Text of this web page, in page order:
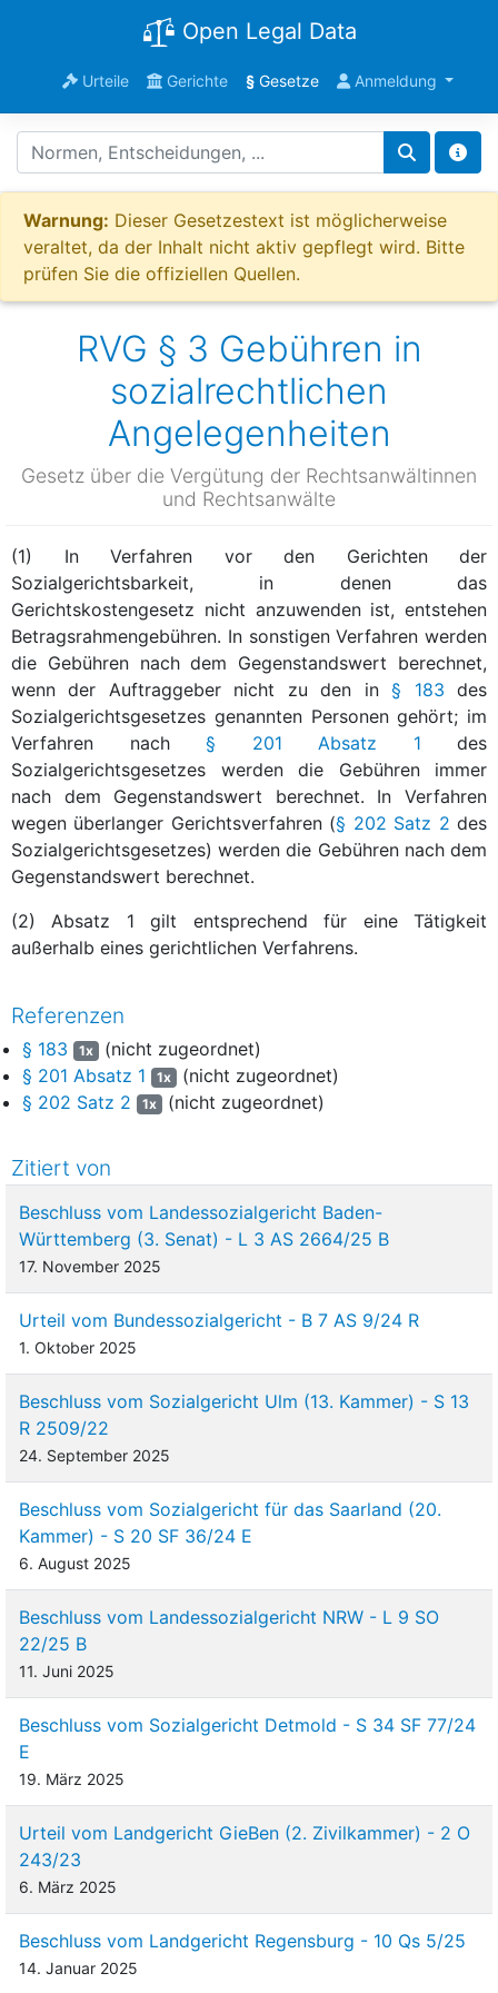
Open Legal Data
Urteile Gerichte §Gesetze Anmeldung
Warnung: Dieser Gesetzestext ist möglicherweise
veraltet, da der Inhalt nicht aktiv gepflegt wird. Bitte
prüfen Sie die offiziellen Quellen.
RVG § 3 Gebühren in
sozialrechtlichen
Angelegenheiten
Gesetz über die Vergütung der Rechtsanwältinnen
und Rechtsanwälte
(1) In Verfahren vor den Gerichten der
Sozialgerichtsbarkeit, in denen das
Gerichtskostengesetz nicht anzuwenden ist, entstehen
Betragsrahmengebühren. In sonstigen Verfahren werden
die Gebühren nach dem Gegenstandswert berechnet,
wenn der Auftraggeber nicht zu den in§ 183 des
Sozialgerichtsgesetzes genannten Personen gehört; im
Verfahren nach § 201 Absatz 1 des
Sozialgerichtsgesetzes werden die Gebühren immer
nach dem Gegenstandswert berechnet. In Verfahren
wegen überlanger Gerichtsverfahren (§ 202 Satz 2 des
Sozialgerichtsgesetzes) werden die Gebühren nach dem
Gegenstandswert berechnet.
(2) Absatz 1 gilt entsprechend für eine Tätigkeit
außerhalb eines gerichtlichen Verfahrens.
Referenzen
§ 183 1x (nicht zugeordnet)
§ 201 Absatz 1
1x (nicht zugeordnet)
§ 202 Satz 2
1x (nicht zugeordnet)
Zitiert von
Beschluss vom Landessozialgericht Baden-
Württemberg (3. Senat) - L 3 AS 2664/25 B
17. November 2025
Urteil vom Bundessozialgericht - B 7 AS 9/24 R
1. Oktober 2025
Beschluss vom Sozialgericht Ulm (13. Kammer) - S 13
R 2509/22
24. September 2025
Beschluss vom Sozialgericht für das Saarland (20.
Kammer) - S 20 SF 36/24 E
6. August 2025
Beschluss vom Landessozialgericht NRW - L 9 SO
22/25 B
11. Juni 2025
Beschluss vom Sozialgericht Detmold - S 34 SF 77/24
E
19. März 2025
Urteil vom Landgericht GieBen (2. Zivilkammer) - 2 O
243/23
6. März 2025
Beschluss vom Landgericht Regensburg - 10 Qs 5/25
14. Januar 2025